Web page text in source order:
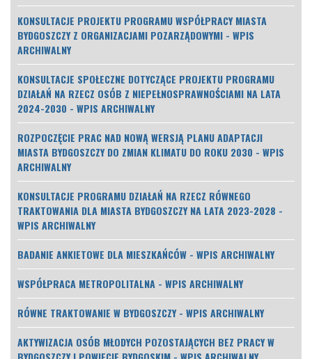
KONSULTACJE PROJEKTU PROGRAMU WSPÓŁPRACY MIASTA
BYDGOSZCZY Z ORGANIZACJAMI POZARZĄDOWYMI - WPIS
ARCHIWALNY
KONSULTACJE SPOŁECZNE DOTYCZĄCE PROJEKTU PROGRAMU
DZIAŁAŃ NA RZECZ OSÓB Z NIEPEŁNOSPRAWNOŚCIAMI NA LATA
2024-2030 - WPIS ARCHIWALNY
ROZPOCZĘCIE PRAC NAD NOWĄ WERSJĄ PLANU ADAPTACJI
MIASTA BYDGOSZCZY DO ZMIAN KLIMATU DO ROKU 2030 - WPIS
ARCHIWALNY
KONSULTACJE PROGRAMU DZIAŁAŃ NA RZECZ RÓWNEGO
TRAKTOWANIA DLA MIASTA BYDGOSZCZY NA LATA 2023-2028 -
WPIS ARCHIWALNY
BADANIE ANKIETOWE DLA MIESZKAŃCÓW - WPIS ARCHIWALNY
WSPÓŁPRACA METROPOLITALNA - WPIS ARCHIWALNY
RÓWNE TRAKTOWANIE W BYDGOSZCZY - WPIS ARCHIWALNY
AKTYWIZACJA OSÓB MŁODYCH POZOSTAJĄCYCH BEZ PRACY W